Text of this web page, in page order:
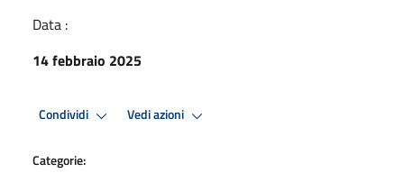
Data :
14 febbraio 2025
Condividi Vedi azioni
Categorie: